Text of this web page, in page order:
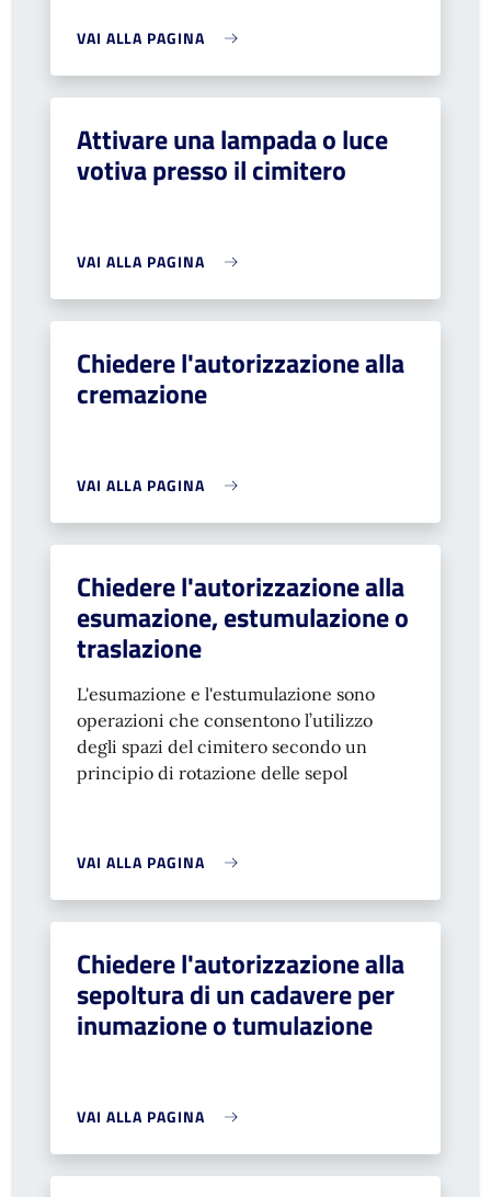
VAI ALLA PAGINA
Attivare una lampada o luce
votiva presso il cimitero
VAI ALLA PAGINA
Chiedere l'autorizzazione alla
cremazione
VAI ALLA PAGINA
Chiedere l'autorizzazione alla
esumazione, estumulazione o
traslazione
L'esumazione e l'estumulazione sono
operazioni che consentono l’utilizzo
degli spazi del cimitero secondo un
principio di rotazione delle sepol
VAI ALLA PAGINA
Chiedere l'autorizzazione alla
sepoltura di un cadavere per
inumazione o tumulazione
VAI ALLA PAGINA